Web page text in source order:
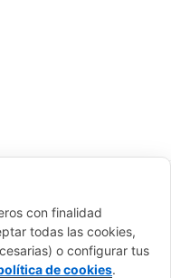
con finalidad
todas las cookies,
o configurar tus
de cookies.
CON EL PROGRAMA
GENERATION (EU) DEL
Y RESILENCIA